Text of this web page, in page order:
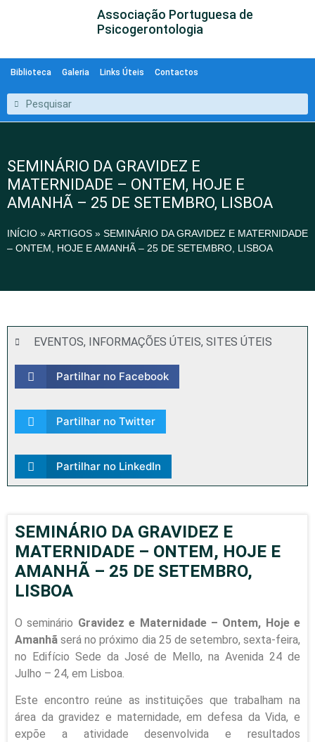
Associação Portuguesa de
Psicogerontologia
Biblioteca Galeria Links Úteis Contactos
SEMINÁRIO DA GRAVIDEZ E
MATERNIDADE – ONTEM, HOJE E
AMANHÃ – 25 DE SETEMBRO, LISBOA
INÍCIO »ARTIGOS » SEMINÁRIO DA GRAVIDEZ E MATERNIDADE
– ONTEM, HOJE E AMANHÃ – 25 DE SETEMBRO, LISBOA
EVENTOS, INFORMAÇÕES ÚTEIS, SITES ÚTEIS
Partilhar no Facebook
Partilhar no Twitter
Partilhar no LinkedIn
SEMINÁRIO DA GRAVIDEZ E
MATERNIDADE – ONTEM, HOJE E
AMANHÃ – 25 DE SETEMBRO,
LISBOA
O seminário Gravidez e Maternidade – Ontem, Hoje e
Amanhã será no próximo dia 25 de setembro, sexta-feira,
no Edifício Sede da José de Mello, na Avenida 24 de
Julho – 24, em Lisboa.
Este encontro reúne as instituições que trabalham na
área da gravidez e maternidade, em defesa da Vida, e
expõe a atividade desenvolvida e resultados